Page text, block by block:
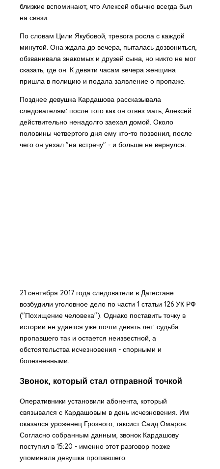
близкие вспоминают, что Алексей обычно всегда был
на связи.
По словам Цили Якубовой, тревога росла с каждой
минутой. Она ждала до вечера, пыталась дозвониться,
обзванивала знакомых и друзей сына, но никто не мог
сказать, где он. К девяти часам вечера женщина
пришла в полицию и подала заявление о пропаже.
Позднее девушка Кардашова рассказывала
следователям: после того как он отвез мать, Алексей
действительно ненадолго заехал домой. Около
половины четвертого дня ему кто-то позвонил, после
чего он уехал "на встречу" - и больше не вернулся.
21 сентября 2017 года следователи в Дагестане
возбудили уголовное дело по части 1 статьи 126 УК РФ
("Похищение человека"). Однако поставить точку в
истории не удается уже почти девять лет: судьба
пропавшего так и остается неизвестной, а
обстоятельства исчезновения - спорными и
болезненными.
Звонок, который стал отправной точкой
Оперативники установили абонента, который
связывался с Кардашовым в день исчезновения. Им
оказался уроженец Грозного, таксист Саид Омаров.
Согласно собранным данным, звонок Кардашову
поступил в 15:20 - именно этот разговор позже
упоминала девушка пропавшего.